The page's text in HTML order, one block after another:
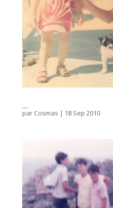
…
par Cosmas | 18 Sep 2010